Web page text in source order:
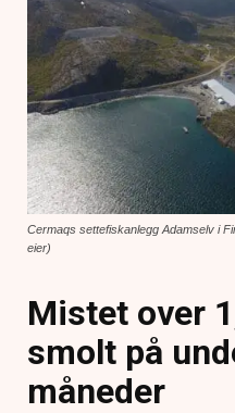
Cermaqs settefiskanlegg Adamselv i
eier)
Mistet over
smolt på
måneder